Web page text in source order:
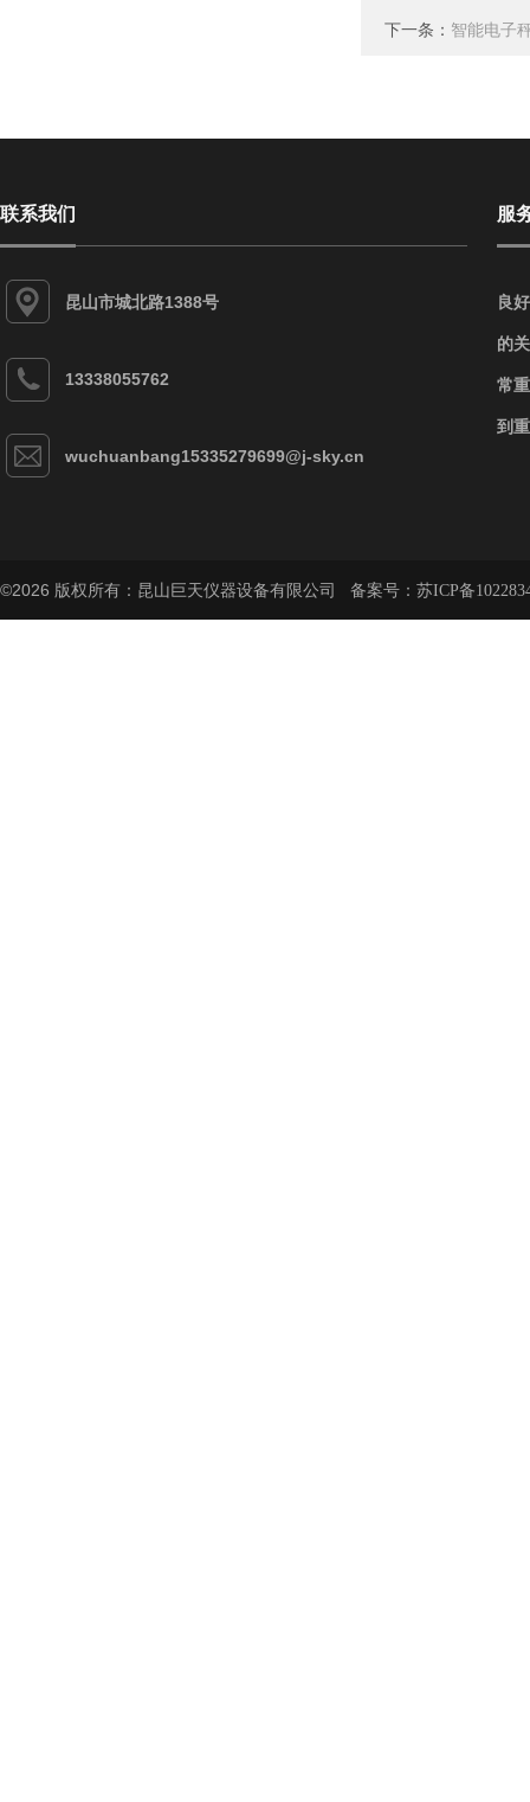
下一条： 智能电子
联系我们
昆山市城北路1388号
13338055762
wuchuanbang15335279699@j-sky.cn
服
良
的
常
到
©2026 版权所有：昆山巨天仪器设备有限公司 备案号： 苏ICP备